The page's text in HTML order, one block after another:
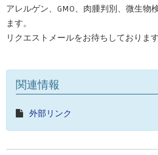
アレルゲン、GMO、肉腫判別、微生物
ます。
リクエストメールをお待ちしております
関連情報
外部リンク